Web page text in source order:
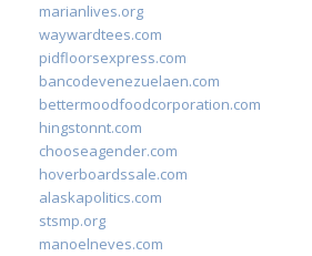
marianlives.org
waywardtees.com
pidfloorsexpress.com
bancodevenezuelaen.com
bettermoodfoodcorporation.com
hingstonnt.com
chooseagender.com
hoverboardssale.com
alaskapolitics.com
stsmp.org
manoelneves.com